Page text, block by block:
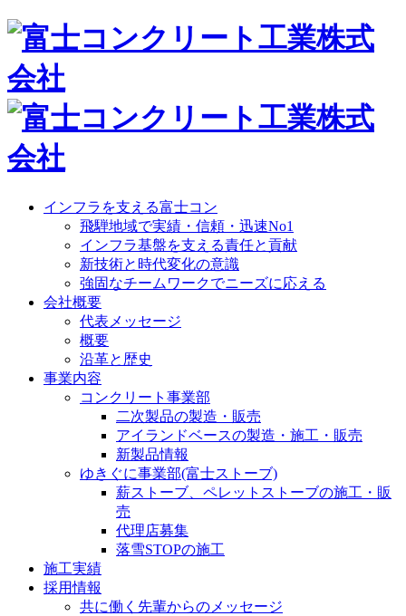
インフラを支える富士コン
飛騨地域で実績・信頼・迅速No1
インフラ基盤を支える責任と貢献
新技術と時代変化の意識
強固なチームワークでニーズに応える
会社概要
代表メッセージ
概要
沿革と歴史
事業内容
コンクリート事業部
二次製品の製造・販売
アイランドベースの製造・施工・販売
新製品情報
ゆきぐに事業部(富士ストーブ)
薪ストーブ、ペレットストーブの施工・販
売
代理店募集
落雪STOPの施工
施工実績
採用情報
共に働く先輩からのメッセージ